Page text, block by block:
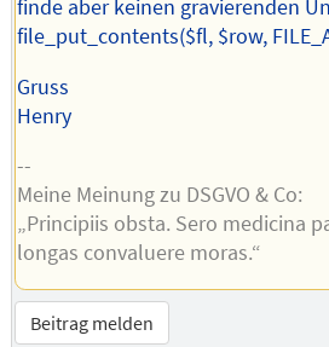
finde aber keinen gravierenden
file_put_contents($fl, $row,
Gruss
Henry
--
Meine Meinung zu DSGVO & Co:
„Principiis obsta. Sero medicina
longas convaluere moras.“
Beitrag melden